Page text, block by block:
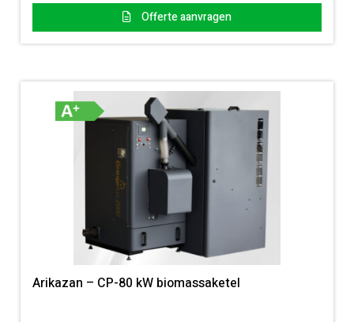
Offerte aanvragen
Arikazan – CP-80 kW biomassaketel